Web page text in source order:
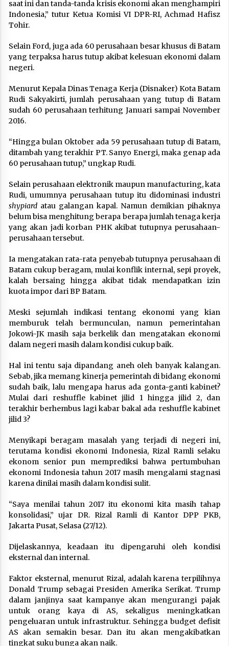
saat ini dan tanda-tanda krisis ekonomi akan menghampiri
Indonesia,” tutur Ketua Komisi VI DPR-RI, Achmad Hafisz
Tohir.
Selain Ford, juga ada 60 perusahaan besar khusus di Batam
yang terpaksa harus tutup akibat kelesuan ekonomi dalam
negeri.
Menurut Kepala Dinas Tenaga Kerja (Disnaker) Kota Batam
Rudi Sakyakirti, jumlah perusahaan yang tutup di Batam
sudah 60 perusahaan terhitung Januari sampai November
2016.
“Hingga bulan Oktober ada 59 perusahaan tutup di Batam,
ditambah yang terakhir PT. Sanyo Energi, maka genap ada
60 perusahaan tutup,” ungkap Rudi.
Selain perusahaan elektronik maupun manufacturing, kata
Rudi, umumnya perusahaan tutup itu didominasi industri
shypiard atau galangan kapal. Namun demikian pihaknya
belum bisa menghitung berapa berapa jumlah tenaga kerja
yang akan jadi korban PHK akibat tutupnya perusahaan-
perusahaan tersebut.
Ia mengatakan rata-rata penyebab tutupnya perusahaan di
Batam cukup beragam, mulai konflik internal, sepi proyek,
kalah bersaing hingga akibat tidak mendapatkan izin
kuota impor dari BP Batam.
Meski sejumlah indikasi tentang ekonomi yang kian
memburuk telah bermunculan, namun pemerintahan
Jokowi-JK masih saja berkelik dan mengatakan ekonomi
dalam negeri masih dalam kondisi cukup baik.
Hal ini tentu saja dipandang aneh oleh banyak kalangan.
Sebab, jika memang kinerja pemerintah di bidang ekonomi
sudah baik, lalu mengapa harus ada gonta-ganti kabinet?
Mulai dari reshuffle kabinet jilid 1 hingga jilid 2, dan
terakhir berhembus lagi kabar bakal ada reshuffle kabinet
jilid 3?
Menyikapi beragam masalah yang terjadi di negeri ini,
terutama kondisi ekonomi Indonesia, Rizal Ramli selaku
ekonom senior pun memprediksi bahwa pertumbuhan
ekonomi Indonesia tahun 2017 masih mengalami stagnasi
karena dinilai masih dalam kondisi sulit.
“Saya menilai tahun 2017 itu ekonomi kita masih tahap
konsolidasi,” ujar DR. Rizal Ramli di Kantor DPP PKB,
Jakarta Pusat, Selasa (27/12).
Dijelaskannya, keadaan itu dipengaruhi oleh kondisi
eksternal dan internal.
Faktor eksternal, menurut Rizal, adalah karena terpilihnya
Donald Trump sebagai Presiden Amerika Serikat. Trump
dalam janjinya saat kampanye akan mengurangi pajak
untuk orang kaya di AS, sekaligus meningkatkan
pengeluaran untuk infrastruktur. Sehingga budget defisit
AS akan semakin besar. Dan itu akan mengakibatkan
tingkat suku bunga akan naik.